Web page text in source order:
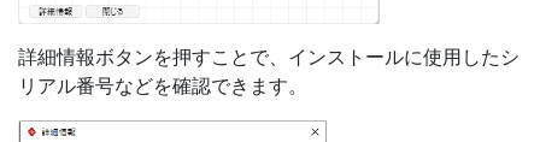
詳細情報ボタンを押すことで、インストールに使用したシ
リアル番号などを確認できます。